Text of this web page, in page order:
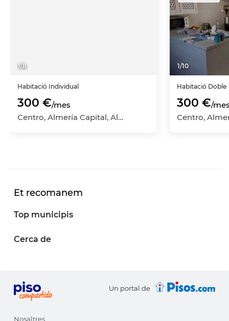
1/8
Habitació Individual
300 €/mes
Centro, Almería Capital, Almería
1/10
Habitació Doble
300 €/
Centro,
Et recomanem
Top municipis
Cerca de
Un portal de
Nosaltres